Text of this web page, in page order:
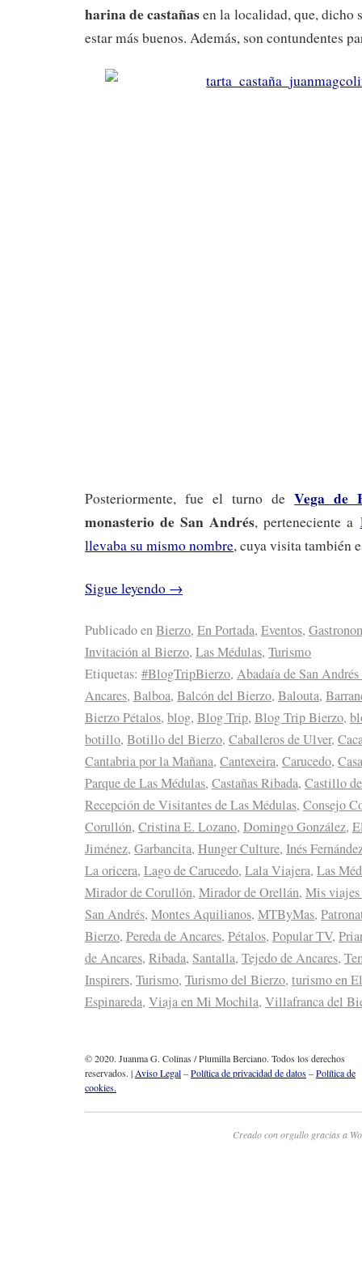
harina de castañasen la localidad, que, dicho
estar más buenos. Además, son contundentes
Posteriormente, fue el turno deVega de
monasterio de San Andrés, perteneciente a
llevaba su mismo nombre, cuya visita también
Sigue leyendo →
Publicado enBierzo, En Portada, Eventos,
Invitación al Bierzo, Las Médulas, Turismo
Etiquetas: #BlogTripBierzo, Abadaía de San
Ancares, Balboa, Balcón del Bierzo, Balouta,
Bierzo Pétalos, blog, Blog Trip, Blog Trip Bierzo,
botillo, Botillo del Bierzo, Caballeros de Ulver,
Cantabria por la Mañana, Cantexeira, Carucedo,
Parque de Las Médulas, Castañas Ribada, Castillo
Recepción de Visitantes de Las Médulas, Consejo
Corullón, Cristina E. Lozano, Domingo González,
Jiménez, Garbancita, Hunger Culture, Inés
La oricera, Lago de Carucedo, Lala Viajera, Las
Mirador de Corullón, Mirador de Orellán, Mis
San Andrés, Montes Aquilianos, MTByMas,
Bierzo, Pereda de Ancares, Pétalos, Popular TV,
de Ancares, Ribada, Santalla, Tejedo de Ancares,
Inspirers, Turismo, Turismo del Bierzo, turismo en
Espinareda, Viaja en Mi Mochila, Villafranca del
© 2020. Juanma G. Colinas / Plumilla Berciano. Todos los derechos
reservados. | Aviso Legal–Política de privacidad de datos–Política de
cookies.
Creado con orgullo gracias a